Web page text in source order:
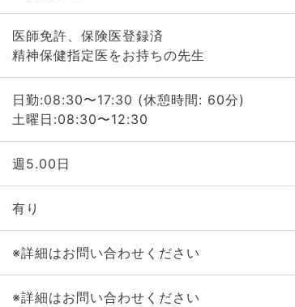
医師免許、保険医登録済
精神保健指定医をお持ちの先生
日勤:08:30〜17:30 (休憩時間: 60分)
土曜日:08:30〜12:30
週5.00日
有り
※詳細はお問い合わせください
※詳細はお問い合わせください